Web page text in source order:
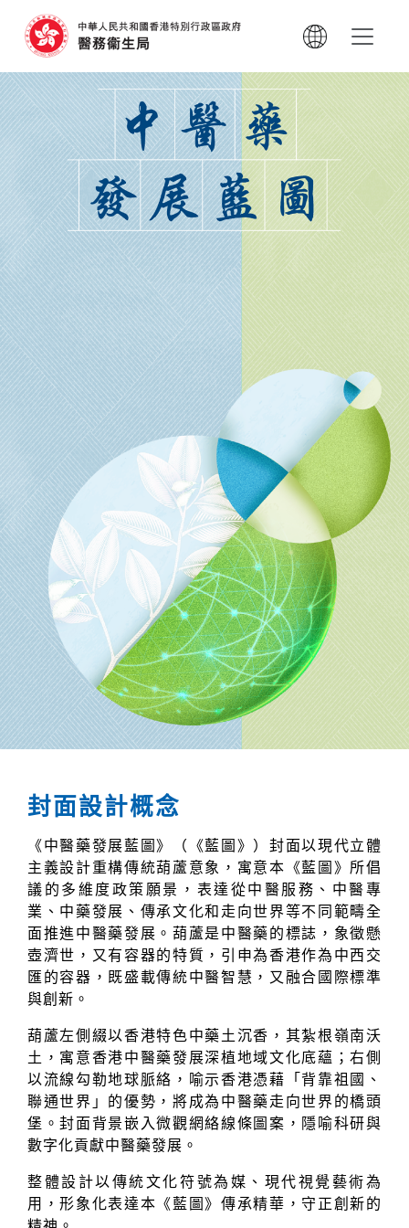
封面設計概念
《中醫藥發展藍圖》（《藍圖》）封面以現代立體
主義設計重構傳統葫蘆意象，寓意本《藍圖》所倡
議的多維度政策願景，表達從中醫服務、中醫專
業、中藥發展、傳承文化和走向世界等不同範疇全
面推進中醫藥發展。葫蘆是中醫藥的標誌，象徵懸
壺濟世，又有容器的特質，引申為香港作為中西交
匯的容器，既盛載傳統中醫智慧，又融合國際標準
與創新。
葫蘆左側綴以香港特色中藥土沉香，其紮根嶺南沃
土，寓意香港中醫藥發展深植地域文化底蘊；右側
以流線勾勒地球脈絡，喻示香港憑藉「背靠祖國、
聯通世界」的優勢，將成為中醫藥走向世界的橋頭
堡。封面背景嵌入微觀網絡線條圖案，隱喻科研與
數字化貢獻中醫藥發展。
整體設計以傳統文化符號為媒、現代視覺藝術為
用，形象化表達本《藍圖》傳承精華，守正創新的